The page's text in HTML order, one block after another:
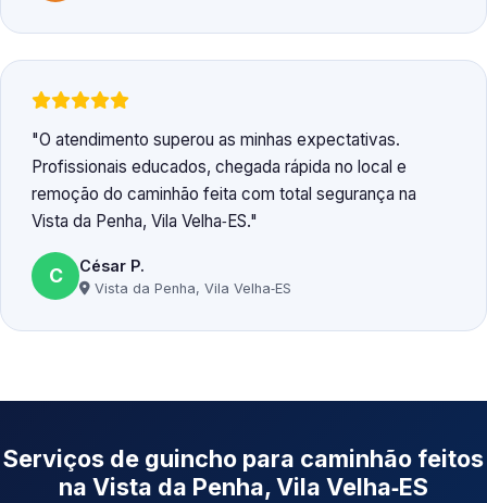
O atendimento superou as minhas expectativas.
Profissionais educados, chegada rápida no local e
remoção do caminhão feita com total segurança na
Vista da Penha, Vila Velha‑ES.
C César P.
Vista da Penha, Vila Velha‑ES
Serviços de guincho para caminhão feitos
na Vista da Penha, Vila Velha‑ES